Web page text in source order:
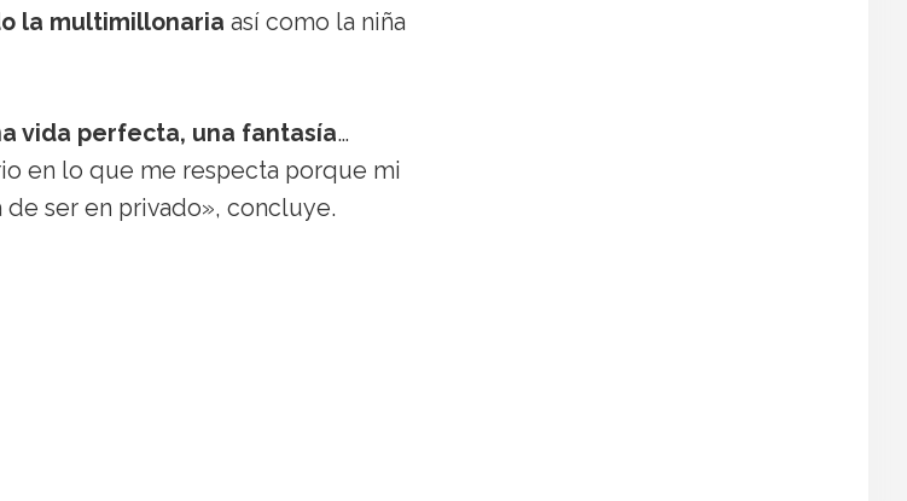
la multimillonaria así como la niña
vida perfecta, una fantasía…
en lo que me respecta porque mi
ser en privado», concluye.
su reencuentro estilístico